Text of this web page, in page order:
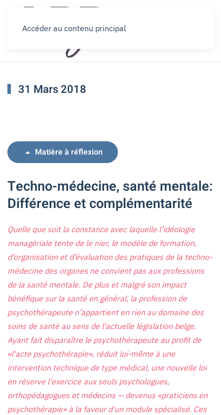
Accéder au contenu principal
31 Mars 2018
Matière à réflexion
Techno-médecine, santé mentale:
Différence et complémentarité
Quelle que soit la constance avec laquelle l’idéologie
managériale tente de le nier, le modèle de formation,
d’organisation et d’évaluation des pratiques de la techno-
médecine des organes ne convient pas aux professions
de la santé mentale. De plus et malgré son impact
bénéfique sur la santé en général, la profession de
psychothérapeute n’appartient en rien au domaine des
soins de santé au sens de l'actuelle législation belge.
Ayant fait disparaître le psychothérapeute au profit de
«l'acte psychothérapie», réduit lui-même à une
intervention technique de type médical, une nouvelle loi
en réserve l'exercice aux seuls psychologues,
orthopédagogues et médecins — devenus «praticiens en
psychothérapie» à la faveur d'un module spécialisé. Ces